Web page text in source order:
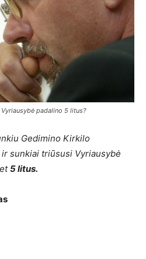
padalino 5 litus?
Gedimino Kirkilo
sunkiai triūsusi Vyriausybė
5 litus.